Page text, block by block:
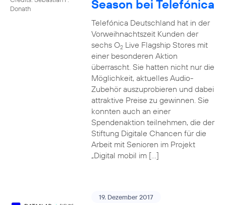
Donath
Season bei Telefónica
Telefónica Deutschland hat in der
Vorweihnachtszeit Kunden der
sechs O2Live Flagship Stores mit
einer besonderen Aktion
überrascht. Sie hatten nicht nur die
Möglichkeit, aktuelles Audio-
Zubehör auszuprobieren und dabei
attraktive Preise zu gewinnen. Sie
konnten auch an einer
Spendenaktion teilnehmen, die der
Stiftung Digitale Chancen für die
Arbeit mit Senioren im Projekt
„Digital mobil im […]
19. Dezember 2017